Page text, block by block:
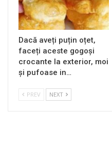
Dacă aveți puțin oțet,
faceți aceste gogoși
crocante la exterior, moi
și pufoase in…
PREV NEXT